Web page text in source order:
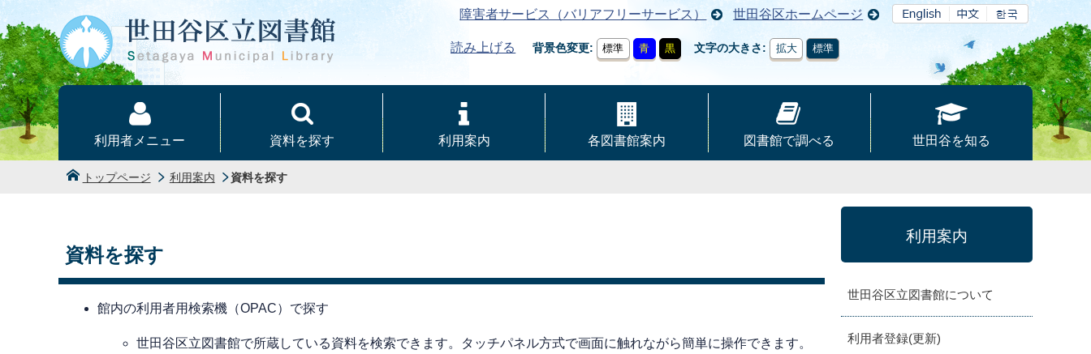
本文へ
障害者サービス（バリアフリーサービス） 世田谷区ホームページ
読み上げる 背景色変更 標準 青 黒 文字の大きさ 拡大 標準
利用者メニュー 資料を探す 利用案内 各図書館案内 図書館で調べる 世田谷を知る
トップページ 利用案内 資料を探す
資料を探す
館内の利用者用検索機（OPAC）で探す
世田谷区立図書館で所蔵している資料を検索できます。タッチパネル方式で画面に触れながら簡単に操作できます。
利用案内
世田谷区立図書館について
利用者登録(更新)